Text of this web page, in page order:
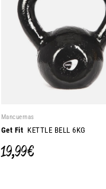
Mancuernas
Get Fit KETTLE BELL 6KG
19,99 €